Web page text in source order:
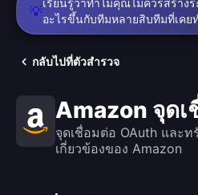
💡
เรียนรู้ว่าทำไมคุณไม่ควรสร้างร
อะไรขึ้นกับทีมหลายสิบทีมที่เคย
กลับไปที่ตัวสำรวจ
Amazon จุด
จุดเชื่อมต่อ OAuth และ
เกี่ยวข้องของ Amazon